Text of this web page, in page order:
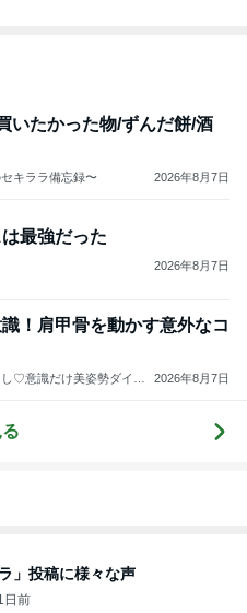
いたかった物/ずんだ餅/酒
キララ備忘録〜 2026年8月7日
最強だった
2026年8月7日
！肩甲骨を動かす意外なコ
♡意識だけ美姿勢ダイエ
2026年8月7日
」投稿に様々な声
日前